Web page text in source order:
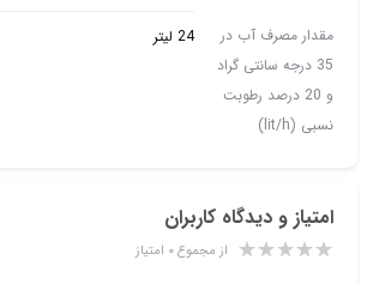
مقدار مصرف آب در
35 درجه سانتی گراد
و 20 درصد رطوبت
نسبی (lit/h)
24 لیتر
امتیاز و دیدگاه کاربران
از مجموع ۰ امتیاز